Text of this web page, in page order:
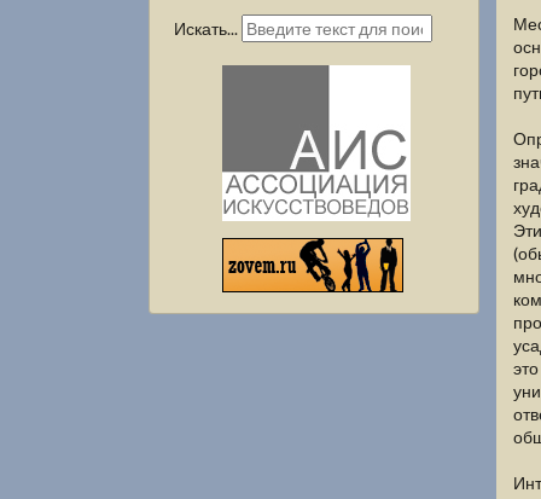
Искать...